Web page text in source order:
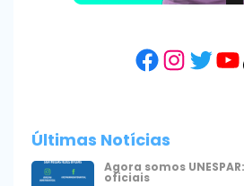
Facebook
Últimas Notícias
Agora somos
oficiais